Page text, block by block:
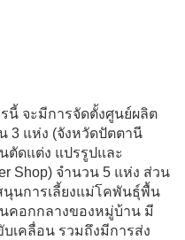
นี้ จะมีการจัดตั้งศูนย์ผลิต
3 แห่ง (จังหวัดปัตตานี
ตัดแต่ง แปรรูปและ
Shop) จำนวน 5 แห่ง ส่วน
นุนการเลี้ยงแม่โคพันธุ์พื้น
คอกกลางของหมู่บ้าน มี
เคลื่อน รวมถึงมีการส่ง